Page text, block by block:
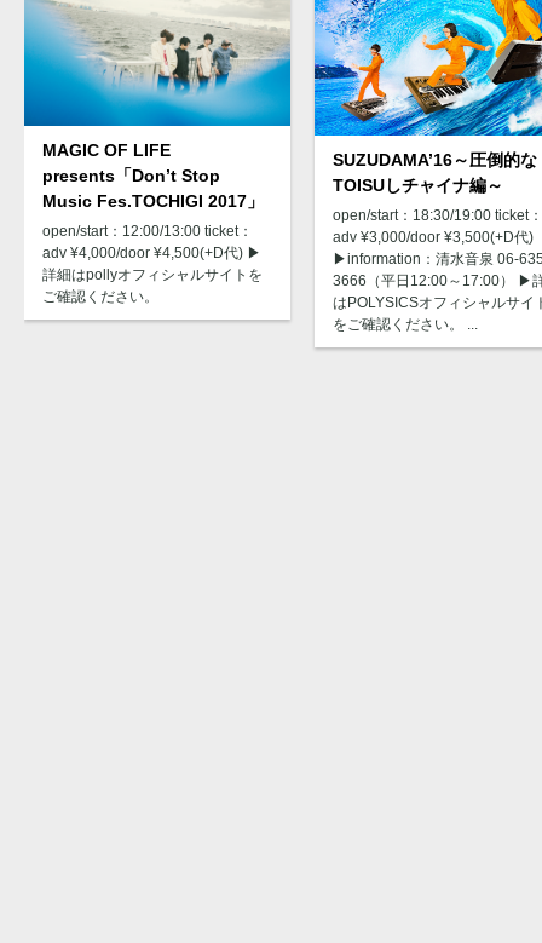
MAGIC OF LIFE
presents「Don’t Stop
Music Fes.TOCHIGI 2017」
open/start：12:00/13:00 ticket：
adv ¥4,000/door ¥4,500(+D代) ▶︎
詳細はpollyオフィシャルサイトを
ご確認ください。
SUZUDAMA’16～圧倒的な
TOISUしチャイナ編～
open/start：18:30/19:00 ticket：
adv ¥3,000/door ¥3,500(+D代)
▶︎information：清水音泉 06-
3666（平日12:00～17:00） ▶︎
はPOLYSICSオフィシャルサイ
をご確認ください。 ...